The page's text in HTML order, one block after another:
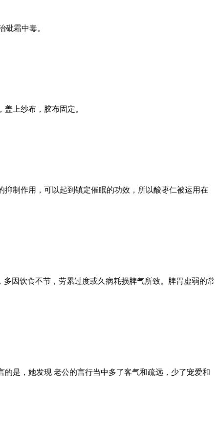
霜中毒。
上纱布，胶布固定。
制作用，可以起到镇定催眠的功效，所以酸枣仁被运用在
因饮食不节，劳累过度或久病耗损脾气所致。脾胃虚弱的常
是，她发现 老公的言行当中多了客气和疏远，少了宠爱和